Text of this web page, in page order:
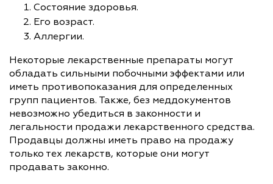
Состояние здоровья.
Его возраст.
Аллергии.
Некоторые лекарственные препараты могут
обладать сильными побочными эффектами или
иметь противопоказания для определенных
групп пациентов. Также, без меддокументов
невозможно убедиться в законности и
легальности продажи лекарственного средства.
Продавцы должны иметь право на продажу
только тех лекарств, которые они могут
продавать законно.